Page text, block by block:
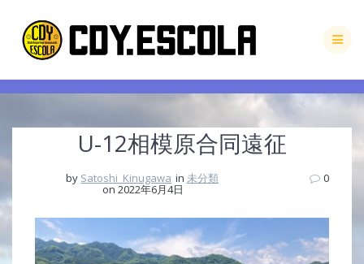
to
content
U-12相模原合同遠征
by Satoshi_Kinugawa in 未分類
on 2022年6月4日
0